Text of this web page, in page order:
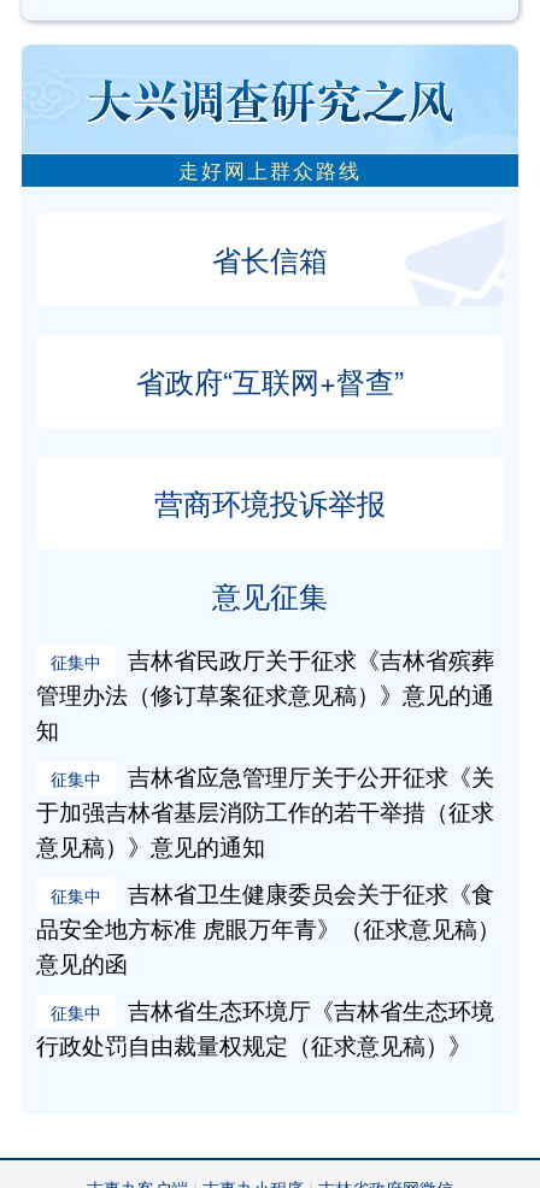
走好网上群众路线
省长信箱
省政府“互联网+督查”
营商环境投诉举报
意见征集
吉林省民政厅关于征求《吉林省殡葬
管理办法（修订草案征求意见稿）》意见的通
知
吉林省应急管理厅关于公开征求《关
于加强吉林省基层消防工作的若干举措（征求
意见稿）》意见的通知
吉林省卫生健康委员会关于征求《食
品安全地方标准 虎眼万年青》（征求意见稿）
意见的函
吉林省生态环境厅《吉林省生态环境
行政处罚自由裁量权规定（征求意见稿）》